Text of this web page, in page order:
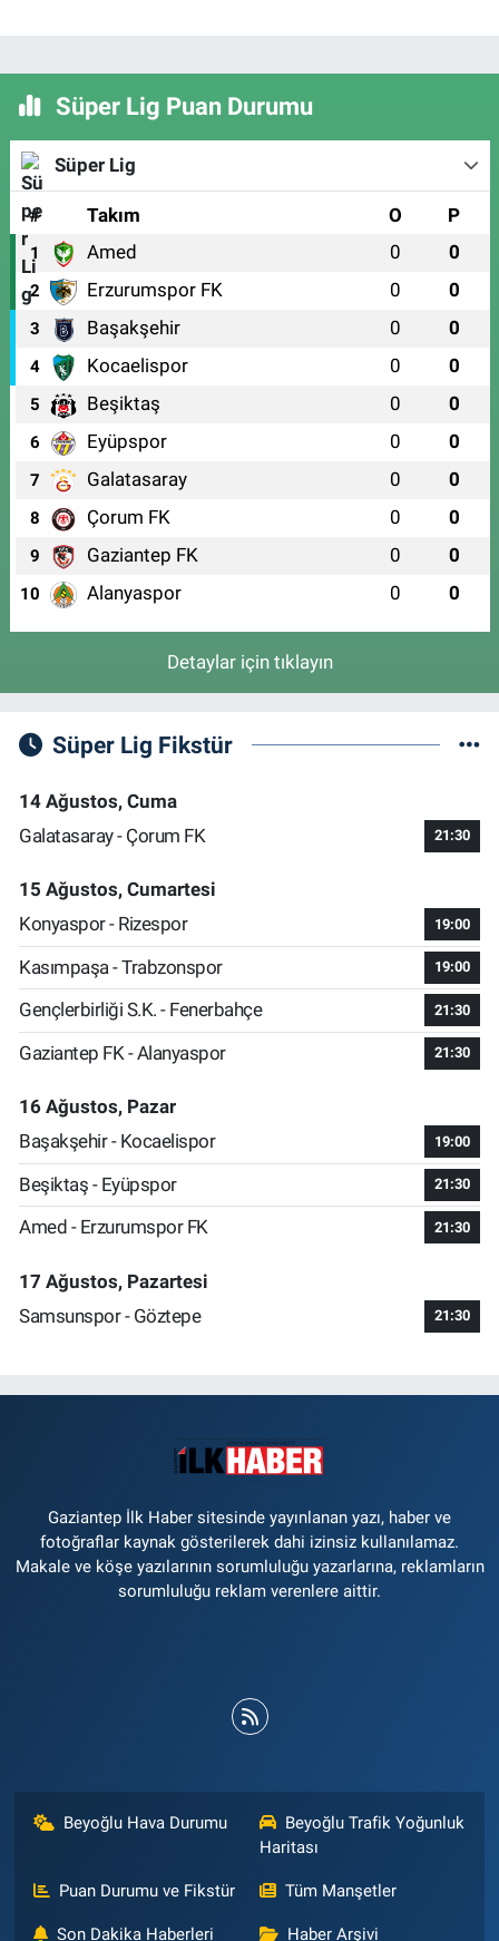
Süper Lig Puan Durumu
Süper Lig
# Takım O P
1 Amed 0 0
2 Erzurumspor FK 0 0
3 Başakşehir 0 0
4 Kocaelispor 0 0
5 Beşiktaş 0 0
6 Eyüpspor 0 0
7 Galatasaray 0 0
8 Çorum FK 0 0
9 Gaziantep FK 0 0
10 Alanyaspor 0 0
Detaylar için tıklayın
Süper Lig Fikstür
14 Ağustos, Cuma
Galatasaray - Çorum FK
21:30
15 Ağustos, Cumartesi
Konyaspor - Rizespor
19:00
Kasımpaşa - Trabzonspor 19:00
Gençlerbirliği S.K. - Fenerbahçe 21:30
Gaziantep FK - Alanyaspor 21:30
16 Ağustos, Pazar
Başakşehir - Kocaelispor
19:00
Beşiktaş - Eyüpspor 21:30
Amed - Erzurumspor FK 21:30
17 Ağustos, Pazartesi
Samsunspor - Göztepe
21:30
Gaziantep İlk Haber sitesinde yayınlanan yazı, haber ve
fotoğraflar kaynak gösterilerek dahi izinsiz kullanılamaz.
Makale ve köşe yazılarının sorumluluğu yazarlarına, reklamların
sorumluluğu reklam verenlere aittir.
Beyoğlu Hava Durumu
Beyoğlu Trafik Yoğunluk
Haritası
Puan Durumu ve Fikstür Tüm Manşetler
Son Dakika Haberleri Haber Arşivi